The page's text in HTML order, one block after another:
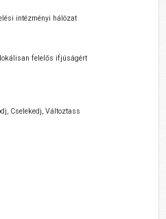
intézményi hálózat
felelős ifjúságért
Cselekedj, Változtass